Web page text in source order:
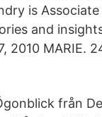
is
and
MARIE.
från